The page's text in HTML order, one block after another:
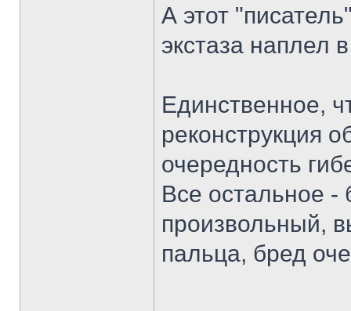
А этот
экстаза наплел
Единственное,
реконструкция
очередность
Все остальное -
произвольный,
пальца, бред